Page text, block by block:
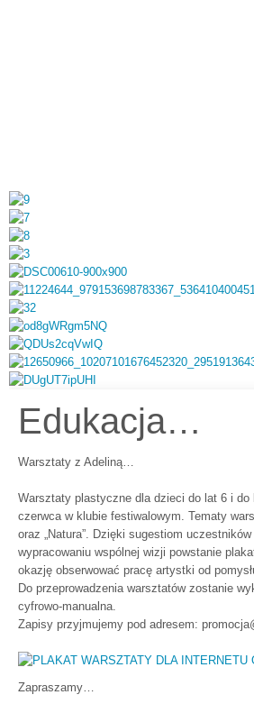
Edukacja…
Warsztaty z Adeliną…
Warsztaty plastyczne dla dzieci do lat 6 i do
czerwca w klubie festiwalowym. Tematy
oraz „Natura”. Dzięki sugestiom
wypracowaniu wspólnej wizji powstanie
okazję obserwować pracę artystki od
Do przeprowadzenia warsztatów zostanie
cyfrowo-manualna.
Zapisy przyjmujemy pod adresem:
Zapraszamy…